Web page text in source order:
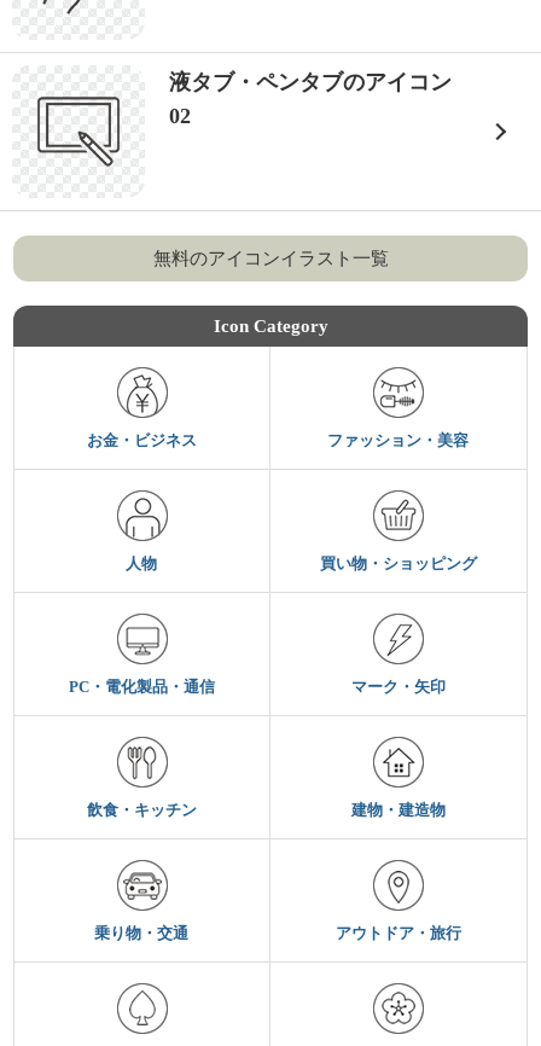
液タブ・ペンタブのアイコン
02
無料のアイコンイラスト一覧
Icon Category
お金・ビジネス ファッション・美容
人物 買い物・ショッピング
PC・電化製品・通信 マーク・矢印
飲食・キッチン 建物・建造物
乗り物・交通 アウトドア・旅行